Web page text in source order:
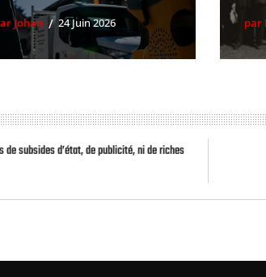
Johan 24 Juin 2026 par
subsides d’état, de publicité, ni de riches